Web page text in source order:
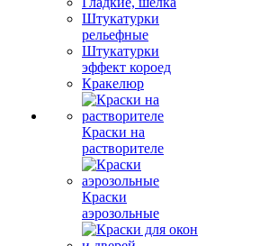
Штукатурки
рельефные
Штукатурки
эффект короед
Кракелюр
Краски на
растворителе
Краски
аэрозольные